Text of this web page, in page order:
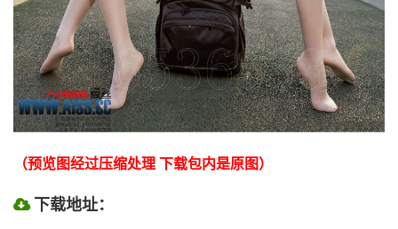
（预览图经过压缩处理 下载包内是原图）
下载地址：